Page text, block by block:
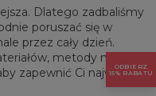
Dlatego zadbaliśmy
poruszać się w
przez cały dzień.
metody nadruku
zapewnić Ci najwyższy
ODBIERZ
15% RABATU